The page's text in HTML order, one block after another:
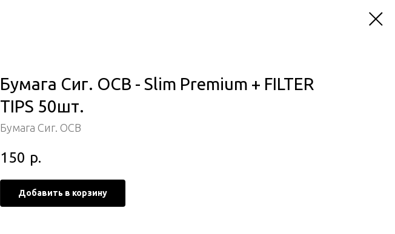
Бумага Сиг. OCB - Slim Premium + FILTER
TIPS 50шт.
Бумага Сиг. OCB
150 р.
Добавить в корзину